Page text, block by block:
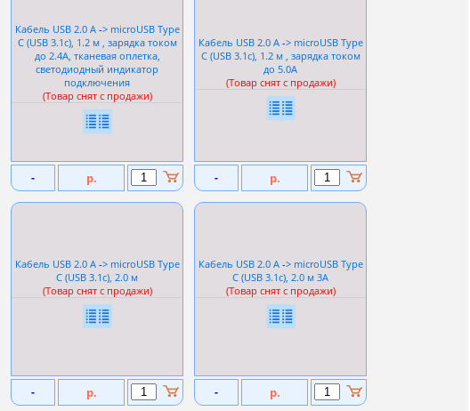
Кабель USB 2.0 A -> microUSB Type
C (USB 3.1c), 1.2 м , зарядка током
до 2.4А, тканевая оплетка,
светодиодный индикатор
подключения
(Товар снят с продажи)
- р.
Кабель USB 2.0 A -> microUSB Type
C (USB 3.1c), 1.2 м , зарядка током
до 5.0А
(Товар снят с продажи)
- р.
Кабель USB 2.0 A -> microUSB Type
C (USB 3.1c), 2.0 м
(Товар снят с продажи)
- р.
Кабель USB 2.0 A -> microUSB Type
C (USB 3.1c), 2.0 м 3А
(Товар снят с продажи)
- р.